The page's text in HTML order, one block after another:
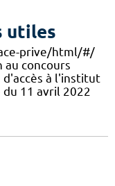
utiles
prive/html/#/
au concours
à l'institut
11 avril 2022